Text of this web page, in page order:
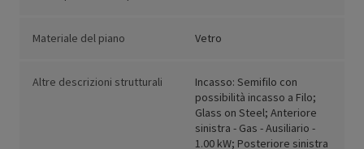
Materiale del piano Vetro
Altre descrizioni strutturali
Incasso: Semifilo con
possibilità incasso a Filo;
Glass on Steel; Anteriore
sinistra - Gas - Ausiliario -
1.00 kW; Posteriore sinistra